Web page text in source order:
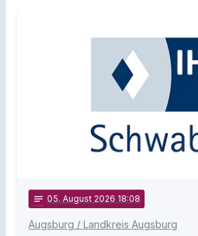
notes 05. August 2026 18:08
Augsburg / Landkreis Augsburg